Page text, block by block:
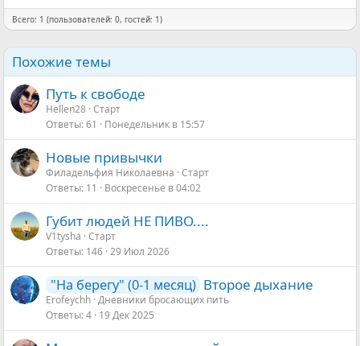
Всего: 1 (пользователей: 0, гостей: 1)
Похожие темы
Путь к свободе
Hellen28 Старт
Ответы 61 Понедельник в 15:57
Новые привычки
Филадельфия Николаевна Старт
Ответы 11 Воскресенье в 04:02
Губит людей НЕ ПИВО....
V1tysha Старт
Ответы 146 29 Июл 2026
"На берегу" (0-1 месяц) Второе дыхание
Erofeychh Дневники бросающих пить
Ответы 4 19 Дек 2025